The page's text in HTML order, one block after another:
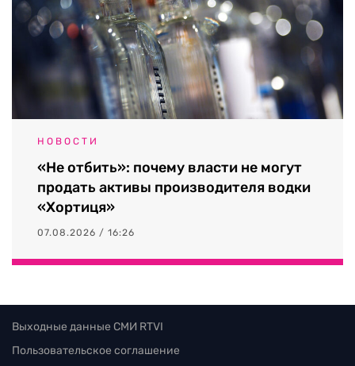
НОВОСТИ
«Не отбить»: почему власти не могут
продать активы производителя водки
«Хортиця»
07.08.2026 / 16:26
Выходные данные СМИ RTVI
Пользовательское соглашение